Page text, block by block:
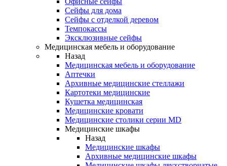
Сейфы для дома
Сейфы с отделкой деревом
Темпокассы
Эксклюзивные сейфы
Медицинская мебель и оборудование
Назад
Медицинская мебель и оборудование
Аптечки
Архивные медицинские стеллажи
Картотеки медицинские
Кушетка медицинская
Медицинские кровати
Медицинские столики серии MD
Медицинские шкафы
Назад
Медицинские шкафы
Архивные медицинские шкафы